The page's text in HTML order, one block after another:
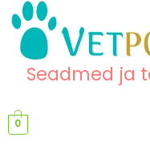
content
content
Seadmed ja
0